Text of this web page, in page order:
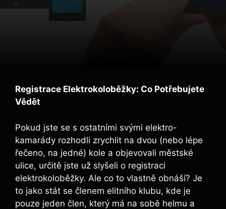
Registrace Elektrokoloběžky: Co Potřebujete
Vědět
Pokud jste se s ostatními svými elektro-
kamarády rozhodli zrychlit na dvou (nebo lépe
řečeno, na jedné) kole a objevovali městské
ulice, určitě jste už slyšeli o registraci
elektrokoloběžky. Ale co to vlastně obnáší? Je
to jako stát se členem elitního klubu, kde je
pouze jeden člen, který má na sobě helmu a